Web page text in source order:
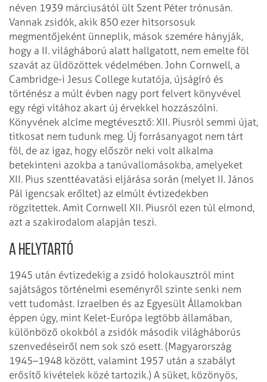
néven 1939 márciusától ült Szent Péter trónusán.
Vannak zsidók, akik 850 ezer hitsorsosuk
megmentőjeként ünneplik, mások szemére hányják,
hogy a II. világháború alatt hallgatott, nem emelte föl
szavát az üldözöttek védelmében. John Cornwell, a
Cambridge-i Jesus College kutatója, újságíró és
történész a múlt évben nagy port felvert könyvével
egy régi vitához akart új érvekkel hozzászólni.
Könyvének alcíme megtévesztő: XII. Piusról semmi újat,
titkosat nem tudunk meg. Új forrásanyagot nem tárt
föl, de az igaz, hogy először neki volt alkalma
betekinteni azokba a tanúvallomásokba, amelyeket
XII. Pius szenttéavatási eljárása során (melyet II. János
Pál igencsak erőltet) az elmúlt évtizedekben
rögzítettek. Amit Cornwell XII. Piusról ezen túl elmond,
azt a szakirodalom alapján teszi.
A helytartó
1945 után évtizedekig a zsidó holokausztról mint
sajátságos történelmi eseményről szinte senki nem
vett tudomást. Izraelben és az Egyesült Államokban
éppen úgy, mint Kelet-Európa legtöbb államában,
különböző okokból a zsidók második világháborús
szenvedéseiről nem sok szó esett. (Magyarország
1945–1948 között, valamint 1957 után a szabályt
erősítő kivételek közé tartozik.) A süket, közönyös,